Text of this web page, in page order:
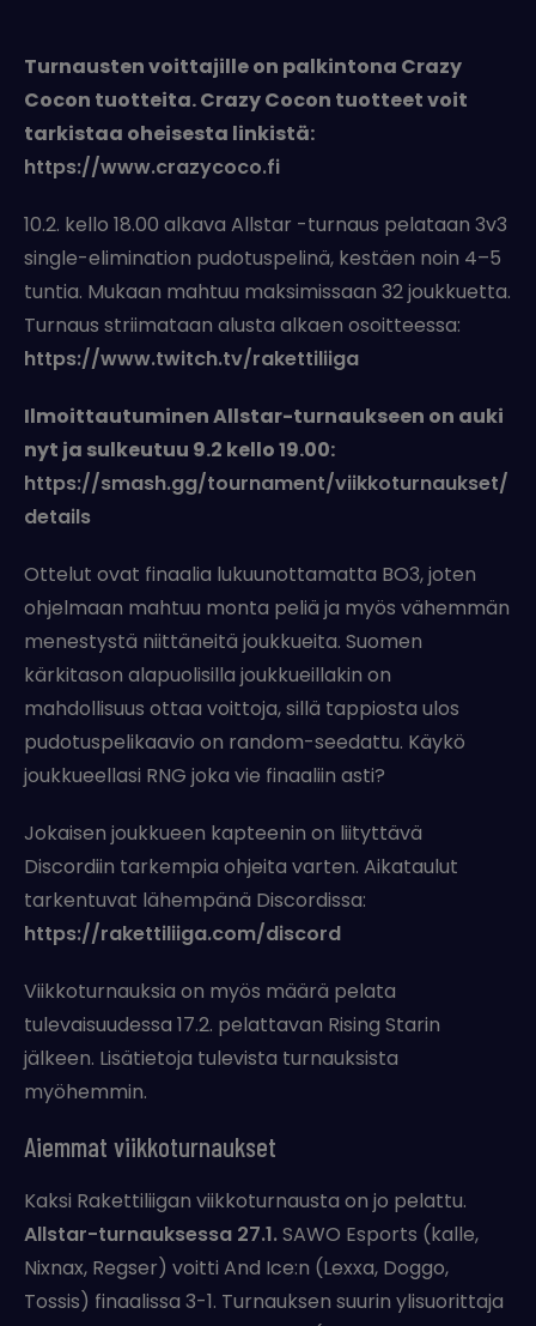
Turnausten voittajille on palkintona Crazy
Cocon tuotteita. Crazy Cocon tuotteet voit
tarkistaa oheisesta linkistä:
https://www.crazycoco.fi
10.2. kello 18.00 alkava Allstar -turnaus pelataan 3v3
single-elimination pudotuspelinä, kestäen noin 4–5
tuntia. Mukaan mahtuu maksimissaan 32 joukkuetta.
Turnaus striimataan alusta alkaen osoitteessa:
https://www.twitch.tv/rakettiliiga
Ilmoittautuminen Allstar-turnaukseen on auki
nyt ja sulkeutuu 9.2 kello 19.00:
https://smash.gg/tournament/viikkoturnaukset/
details
Ottelut ovat finaalia lukuunottamatta BO3, joten
ohjelmaan mahtuu monta peliä ja myös vähemmän
menestystä niittäneitä joukkueita. Suomen
kärkitason alapuolisilla joukkueillakin on
mahdollisuus ottaa voittoja, sillä tappiosta ulos
pudotuspelikaavio on random-seedattu. Käykö
joukkueellasi RNG joka vie finaaliin asti?
Jokaisen joukkueen kapteenin on liityttävä
Discordiin tarkempia ohjeita varten. Aikataulut
tarkentuvat lähempänä Discordissa:
https://rakettiliiga.com/discord
Viikkoturnauksia on myös määrä pelata
tulevaisuudessa 17.2. pelattavan Rising Starin
jälkeen. Lisätietoja tulevista turnauksista
myöhemmin.
Aiemmat viikkoturnaukset
Kaksi Rakettiliigan viikkoturnausta on jo pelattu.
Allstar-turnauksessa 27.1.SAWO Esports (kalle,
Nixnax, Regser) voitti And Ice:n (Lexxa, Doggo,
Tossis) finaalissa 3-1. Turnauksen suurin ylisuorittaja